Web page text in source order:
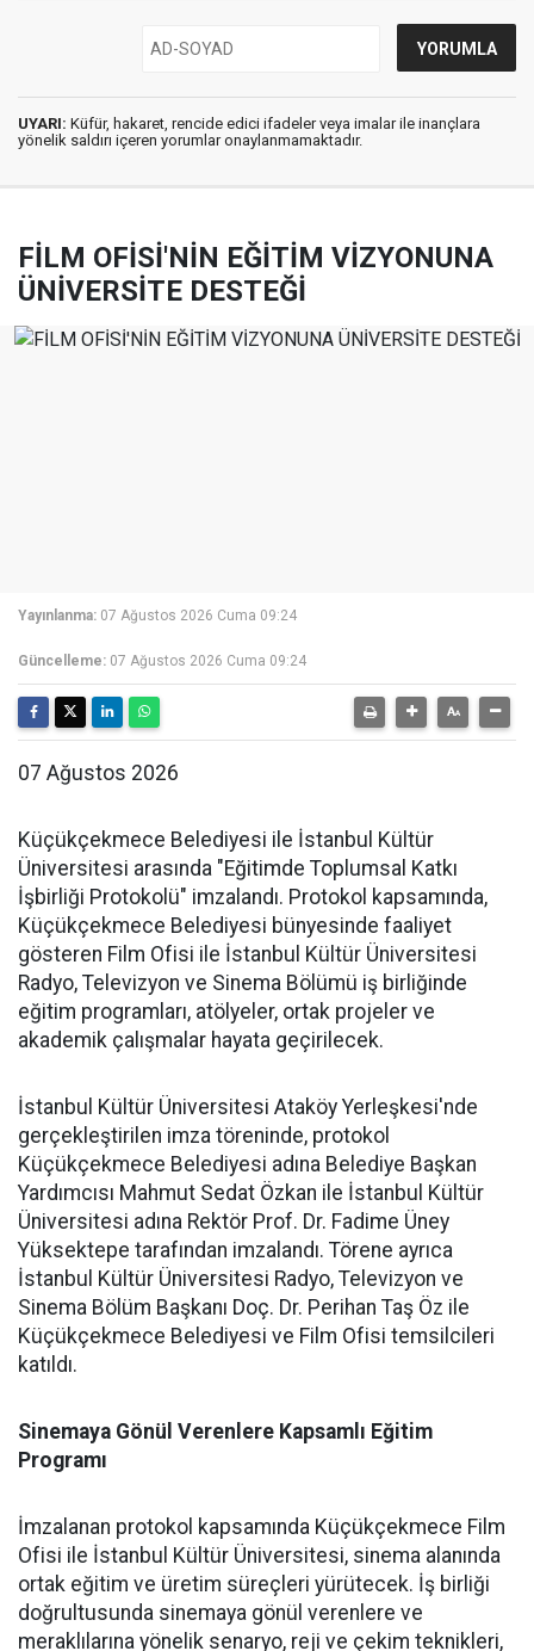
UYARI: Küfür, hakaret, rencide edici ifadeler veya imalar ile inançlara
yönelik saldırı içeren yorumlar onaylanmamaktadır.
FİLM OFİSİ'NİN EĞİTİM VİZYONUNA
ÜNİVERSİTE DESTEĞİ
Yayınlanma: 07 Ağustos 2026 Cuma 09:24
Güncelleme: 07 Ağustos 2026 Cuma 09:24
07 Ağustos 2026
Küçükçekmece Belediyesi ile İstanbul Kültür
Üniversitesi arasında "Eğitimde Toplumsal Katkı
İşbirliği Protokolü" imzalandı. Protokol kapsamında,
Küçükçekmece Belediyesi bünyesinde faaliyet
gösteren Film Ofisi ile İstanbul Kültür Üniversitesi
Radyo, Televizyon ve Sinema Bölümü iş birliğinde
eğitim programları, atölyeler, ortak projeler ve
akademik çalışmalar hayata geçirilecek.
İstanbul Kültür Üniversitesi Ataköy Yerleşkesi'nde
gerçekleştirilen imza töreninde, protokol
Küçükçekmece Belediyesi adına Belediye Başkan
Yardımcısı Mahmut Sedat Özkan ile İstanbul Kültür
Üniversitesi adına Rektör Prof. Dr. Fadime Üney
Yüksektepe tarafından imzalandı. Törene ayrıca
İstanbul Kültür Üniversitesi Radyo, Televizyon ve
Sinema Bölüm Başkanı Doç. Dr. Perihan Taş Öz ile
Küçükçekmece Belediyesi ve Film Ofisi temsilcileri
katıldı.
Sinemaya Gönül Verenlere Kapsamlı Eğitim
Programı
İmzalanan protokol kapsamında Küçükçekmece Film
Ofisi ile İstanbul Kültür Üniversitesi, sinema alanında
ortak eğitim ve üretim süreçleri yürütecek. İş birliği
doğrultusunda sinemaya gönül verenlere ve
meraklılarına yönelik senaryo, reji ve çekim teknikleri,